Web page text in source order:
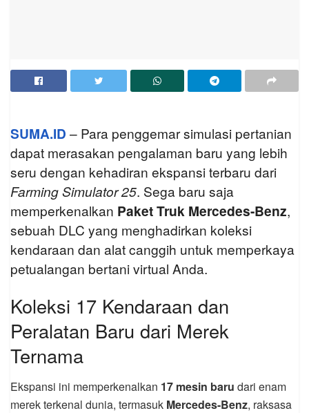
SUMA.ID – Para penggemar simulasi pertanian
dapat merasakan pengalaman baru yang lebih
seru dengan kehadiran ekspansi terbaru dari
Farming Simulator 25. Sega baru saja
memperkenalkan Paket Truk Mercedes-Benz,
sebuah DLC yang menghadirkan koleksi
kendaraan dan alat canggih untuk memperkaya
petualangan bertani virtual Anda.
Koleksi 17 Kendaraan dan
Peralatan Baru dari Merek
Ternama
Ekspansi ini memperkenalkan 17 mesin baru dari enam
merek terkenal dunia, termasuk Mercedes-Benz, raksasa